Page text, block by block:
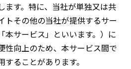
ます。特に、当社が単独又は共
トその他の当社が提供するサー
本サービス」といいます。）に
性向上のため、本サービス間で
ることがあります。